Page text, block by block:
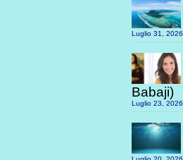
Luglio 31, 2026
Babaji)
Luglio 23, 2026